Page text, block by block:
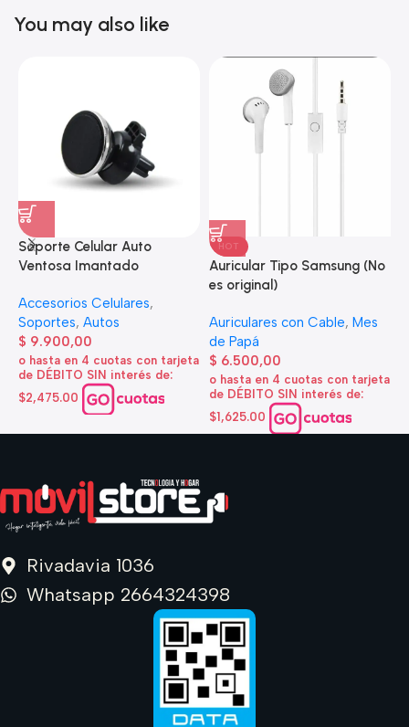
You may also like
Soporte Celular Auto
Ventosa Imantado
Accesorios Celulares,
Soportes, Autos
$ 9.900,00
o hasta en 4 cuotas con tarjeta
de DÉBITO SIN interés de:
$2,475.00
HOT
Auricular Tipo Samsung (No
es original)
Auriculares con Cable, Mes
de Papá
$ 6.500,00
o hasta en 4 cuotas con tarjeta
de DÉBITO SIN interés de:
$1,625.00
Rivadavia 1036
Whatsapp 2664324398